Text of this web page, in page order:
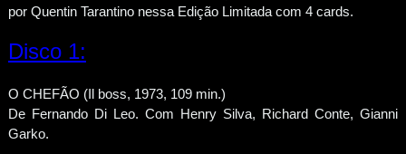
por Quentin Tarantino nessa Edição Limitada com 4 cards.
Disco 1:
O CHEFÃO (Il boss, 1973, 109 min.)
De Fernando Di Leo. Com Henry Silva, Richard Conte, Gianni
Garko.